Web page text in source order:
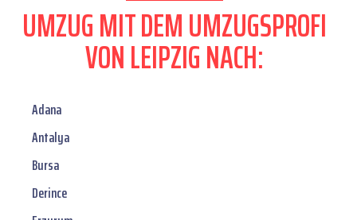
UMZUG MIT DEM UMZUGSPROFI
VON LEIPZIG NACH:
Adana
Antalya
Bursa
Derince